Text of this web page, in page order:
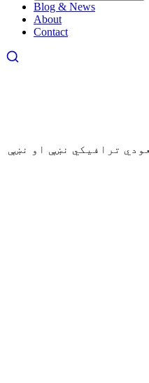
Blog & News
About
Contact
ترافیکي نښې او نښې